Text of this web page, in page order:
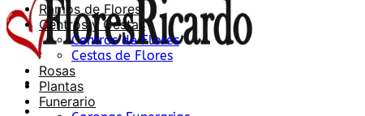
Ramos de Flores
Centros y Cestas
Centros de Flores
Cestas de Flores
Rosas
Plantas
Funerario